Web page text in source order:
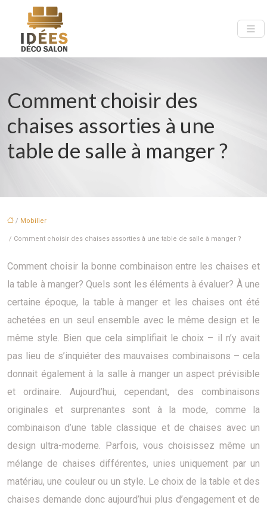
Comment choisir des
chaises assorties à une
table de salle à manger ?
/ Mobilier
/ Comment choisir des chaises assorties à une table de salle à manger ?
Comment choisir la bonne combinaison entre les chaises et
la table à manger? Quels sont les éléments à évaluer? À une
certaine époque, la table à manger et les chaises ont été
achetées en un seul ensemble avec le même design et le
même style. Bien que cela simplifiait le choix – il n’y avait
pas lieu de s’inquiéter des mauvaises combinaisons – cela
donnait également à la salle à manger un aspect prévisible
et ordinaire. Aujourd’hui, cependant, des combinaisons
originales et surprenantes sont à la mode, comme la
combinaison d’une table classique et de chaises avec un
design ultra-moderne. Parfois, vous choisissez même un
mélange de chaises différentes, unies uniquement par un
matériau, une couleur ou un style. Le choix de la table et des
chaises demande donc aujourd’hui plus d’engagement et de